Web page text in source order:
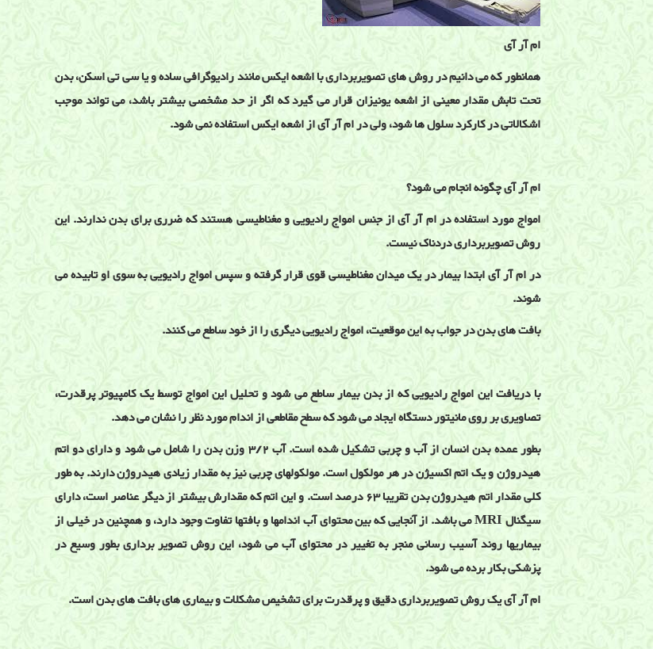
ام آر آی
همانطور که می دانیم در روش های تصویربرداری با اشعه ایکس مانند رادیوگرافی ساده و یا سی تی اسکن، بدن
تحت تابش مقدار معینی از اشعه یونیزان قرار می گیرد که اگر از حد مشخصی بیشتر باشد، می تواند موجب
اشکالاتی در کارکرد سلول ها شود، ولی در ام آر آی از اشعه ایکس استفاده نمی شود.
ام آر آی چگونه انجام می شود؟
امواج مورد استفاده در ام آر آی از جنس امواج رادیویی و مغناطیسی هستند که ضرری برای بدن ندارند. این
روش تصویربرداری دردناک نیست.
در ام آر آی ابتدا بیمار در یک میدان مغناطیسی قوی قرار گرفته و سپس امواج رادیویی به سوی او تابیده می
شوند.
بافت های بدن در جواب به این موقعیت، امواج رادیویی دیگری را از خود ساطع می کنند.
با دریافت این امواج رادیویی که از بدن بیمار ساطع می شود و تحلیل این امواج توسط یک کامپیوتر پرقدرت،
تصاویری بر روی مانیتور دستگاه ایجاد می شود که سطح مقاطعی از اندام مورد نظر را نشان می دهد.
بطور عمده بدن انسان از آب و چربی تشکیل شده است. آب 3/2 وزن بدن را شامل می شود و دارای دو اتم
هیدروژن و یک اتم اکسیژن در هر مولکول است. مولکولهای چربی نیز به مقدار زیادی هیدروژن دارند. به طور
کلی مقدار اتم هیدروژن بدن تقریبا 63 درصد است. و این اتم که مقدارش بیشتر از دیگر عناصر است، دارای
سیگنال MRI می باشد. از آنجایی که بین محتوای آب اندامها و بافتها تفاوت وجود دارد، و همچنین در خیلی از
بیماریها روند آسیب رسانی منجر به تغییر در محتوای آب می شود، این روش تصویر برداری بطور وسیع در
پزشکی بکار برده می شود.
ام آر آی یک روش تصویربرداری دقیق و پرقدرت برای تشخیص مشکلات و بیماری های بافت های بدن است.